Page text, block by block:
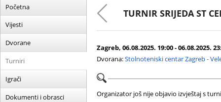
Početna
Vijesti
Dvorane
Turniri
Igrači
Dokumenti i obrasci
TURNIR SRIJEDA ST
Zagreb, 06.08.2025. 19:00 - 06.08.2025.
Dvorana:Stolnoteniski centar Zagreb -
Organizator još nije objavio izvještaj s